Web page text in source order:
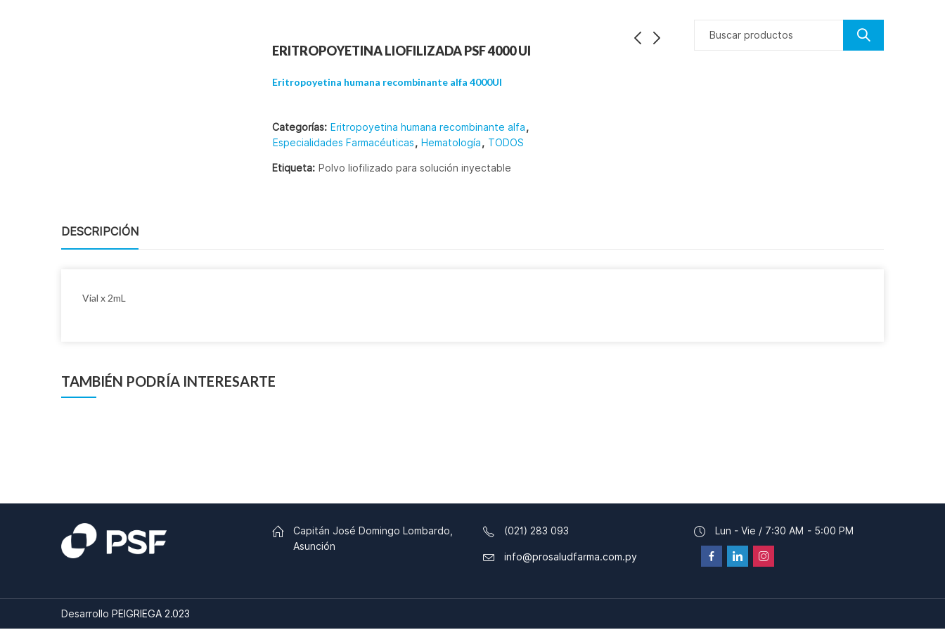
ERITROPOYETINA LIOFILIZADA PSF 4000 UI
Eritropoyetina humana recombinante alfa 4000UI
Categorías: Eritropoyetina humana recombinante alfa,
Especialidades Farmacéuticas, Hematología, TODOS
Etiqueta: Polvo liofilizado para solución inyectable
DESCRIPCIÓN
Vial x 2mL
TAMBIÉN PODRÍA INTERESARTE
Capitán José Domingo Lombardo,
Asunción
(021) 283 093
info@prosaludfarma.com.py
Lun - Vie / 7:30 AM - 5:00 PM
Desarrollo PEIGRIEGA 2.023